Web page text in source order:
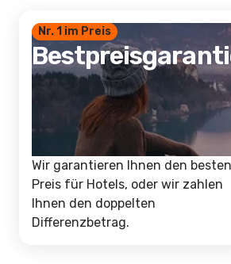
Nr. 1 im Preis
Wir garantieren Ihnen den besten
Preis für Hotels, oder wir zahlen
Ihnen den doppelten
Differenzbetrag.